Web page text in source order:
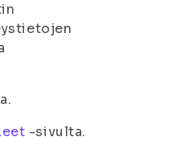
-sivulta.